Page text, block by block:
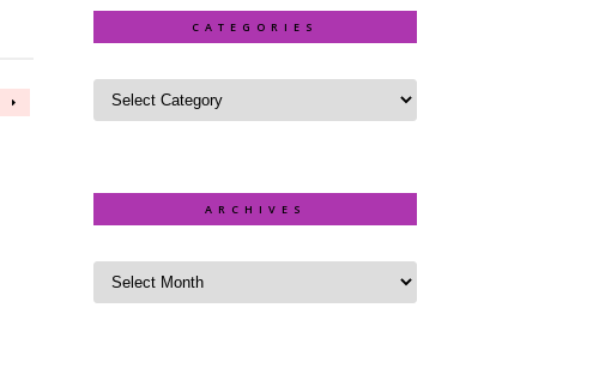
CATEGORIES
ARCHIVES